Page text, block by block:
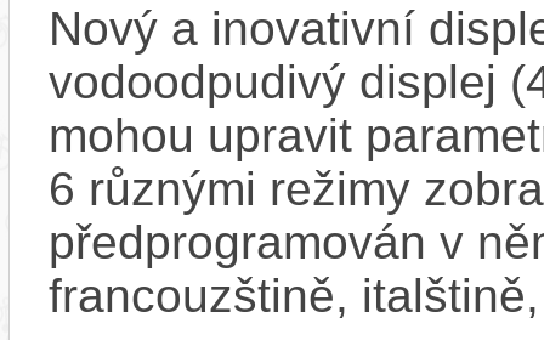
Nový a inovativní
vodoodpudivý displej
mohou upravit
6 různými režimy
předprogramován v
francouzštině,